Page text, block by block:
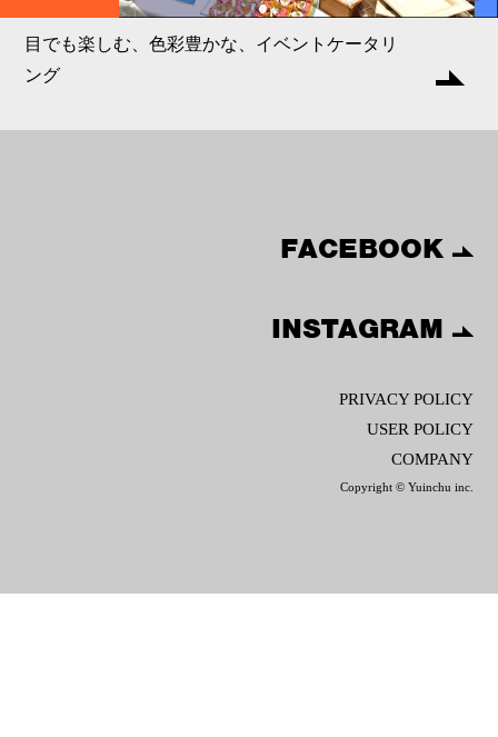
目でも楽しむ、色彩豊かな、イベントケータリ
ング
FACEBOOK
INSTAGRAM
PRIVACY POLICY
USER POLICY
COMPANY
Copyright © Yuinchu inc.